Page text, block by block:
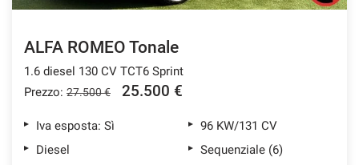
ALFA ROMEO Tonale
1.6 diesel 130 CV TCT6 Sprint
Prezzo: 27.500 € 25.500 €
Iva esposta: Sì
96 KW/131 CV
Diesel
Sequenziale (6)